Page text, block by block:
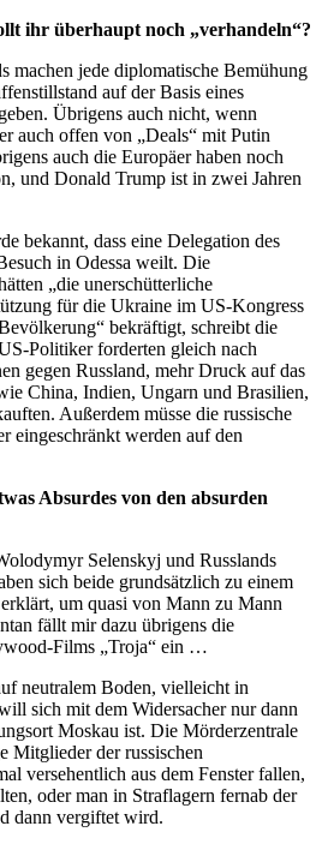
ihr überhaupt noch „verhandeln“?
machen jede diplomatische Bemühung
auf der Basis eines
Übrigens auch nicht, wenn
auch offen von „Deals“ mit Putin
auch die Europäer haben noch
und Donald Trump ist in zwei Jahren
bekannt, dass eine Delegation des
in Odessa weilt. Die
„die unerschütterliche
für die Ukraine im US-Kongress
bekräftigt, schreibt die
Politiker forderten gleich nach
gegen Russland, mehr Druck auf das
China, Indien, Ungarn und Brasilien,
Außerdem müsse die russische
eingeschränkt werden auf den
Absurdes von den absurden
Selenskyj und Russlands
sich beide grundsätzlich zu einem
um quasi von Mann zu Mann
fällt mir dazu übrigens die
Films „Troja“ ein …
neutralem Boden, vielleicht in
sich mit dem Widersacher nur dann
Moskau ist. Die Mörderzentrale
Mitglieder der russischen
versehentlich aus dem Fenster fallen,
oder man in Straflagern fernab der
dann vergiftet wird.